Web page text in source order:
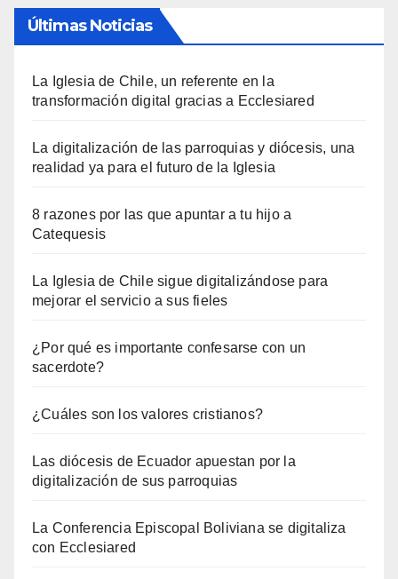
Últimas Noticias
La Iglesia de Chile, un referente en la
transformación digital gracias a Ecclesiared
La digitalización de las parroquias y diócesis, una
realidad ya para el futuro de la Iglesia
8 razones por las que apuntar a tu hijo a
Catequesis
La Iglesia de Chile sigue digitalizándose para
mejorar el servicio a sus fieles
¿Por qué es importante confesarse con un
sacerdote?
¿Cuáles son los valores cristianos?
Las diócesis de Ecuador apuestan por la
digitalización de sus parroquias
La Conferencia Episcopal Boliviana se digitaliza
con Ecclesiared